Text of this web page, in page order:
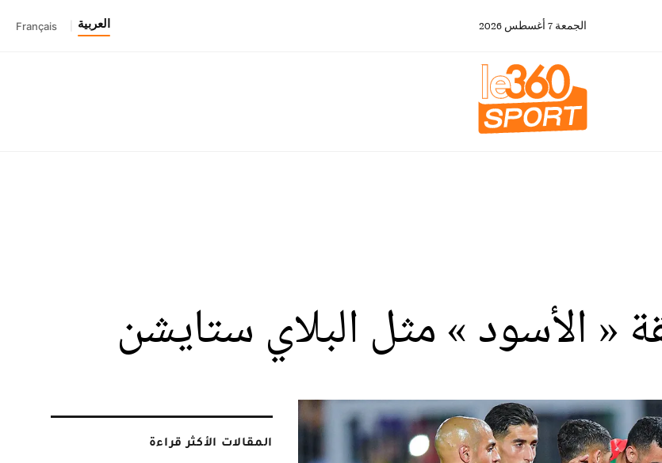
الجمعة 7 أغسطس 2026 العربية Français
الأسود » مثل البلاي ستايشن
المقالات الأكثر قراءة